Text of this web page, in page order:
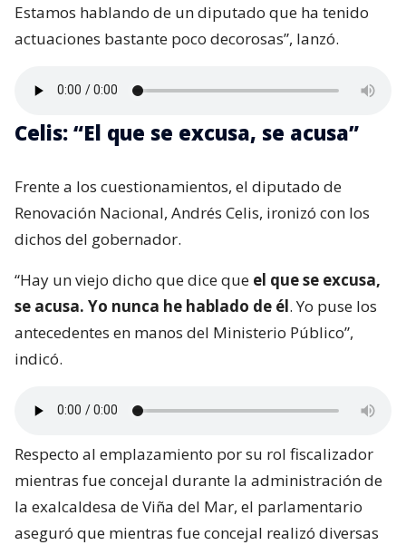
Estamos hablando de un diputado que ha tenido
actuaciones bastante poco decorosas”, lanzó.
Celis: “El que se excusa, se acusa”
Frente a los cuestionamientos, el diputado de
Renovación Nacional, Andrés Celis, ironizó con los
dichos del gobernador.
“Hay un viejo dicho que dice que el que se excusa,
se acusa. Yo nunca he hablado de él. Yo puse los
antecedentes en manos del Ministerio Público”,
indicó.
Respecto al emplazamiento por su rol fiscalizador
mientras fue concejal durante la administración de
la exalcaldesa de Viña del Mar, el parlamentario
aseguró que mientras fue concejal realizó diversas